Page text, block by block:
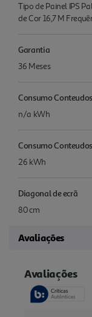
Tipo de Painel IPS
de Cor 16,7 M
Garantia
36 Meses
Consumo
n/a kWh
Consumo
26 kWh
Diagonal de ecrã
80 cm
Avaliações